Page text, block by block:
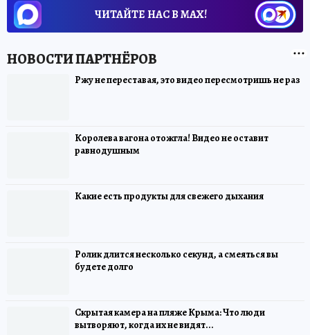
ЧИТАЙТЕ НАС В МАХ!
Ржу не переставая, это видео пересмотришь не раз
Королева вагона отожгла! Видео не оставит
равнодушным
Какие есть продукты для свежего дыхания
Ролик длится несколько секунд, а смеяться вы
будете долго
Скрытая камера на пляже Крыма: Что люди
вытворяют, когда их не видят...